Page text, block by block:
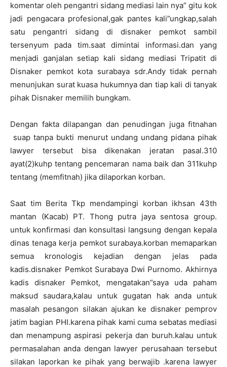
komentar oleh pengantri sidang mediasi lain nya” gitu kok
jadi pengacara profesional,gak pantes kali”ungkap,salah
satu pengantri sidang di disnaker pemkot sambil
tersenyum pada tim.saat dimintai informasi.dan yang
menjadi ganjalan setiap kali sidang mediasi Tripatit di
Disnaker pemkot kota surabaya sdr.Andy tidak pernah
menunjukan surat kuasa hukumnya dan tiap kali di tanyak
pihak Disnaker memilih bungkam.
Dengan fakta dilapangan dan penudingan juga fitnahan
suap tanpa bukti menurut undang undang pidana pihak
lawyer tersebut bisa dikenakan jeratan pasal.310
ayat(2)kuhp tentang pencemaran nama baik dan 311kuhp
tentang (memfitnah) jika dilaporkan korban.
Saat tim Berita Tkp mendampingi korban ikhsan 43th
mantan (Kacab) PT. Thong putra jaya sentosa group.
untuk konfirmasi dan konsultasi langsung dengan kepala
dinas tenaga kerja pemkot surabaya.korban memaparkan
semua kronologis kejadian dengan jelas pada
kadis.disnaker Pemkot Surabaya Dwi Purnomo. Akhirnya
kadis disnaker Pemkot, mengatakan”saya uda paham
maksud saudara,kalau untuk gugatan hak anda untuk
masalah pesangon silakan ajukan ke disnaker pemprov
jatim bagian PHI.karena pihak kami cuma sebatas mediasi
dan menampung aspirasi pekerja dan buruh.kalau untuk
permasalahan anda dengan lawyer perusahaan tersebut
silakan laporkan ke pihak yang berwajib .karena lawyer